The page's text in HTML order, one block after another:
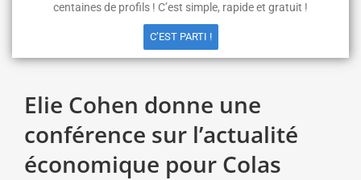
Elie Cohen donne une
conférence sur l’actualité
économique pour Colas
centaines de profils ! C’est simple, rapide et gratuit !
C’EST PARTI !